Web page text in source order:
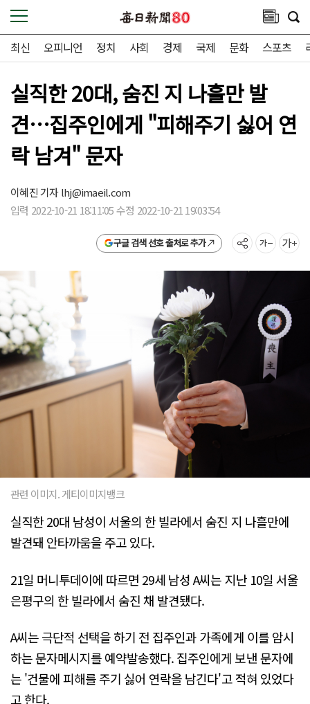
최신 오피니언 정치 사회 경제 국제 문화 스포츠
실직한 20대, 숨진 지 나흘만 발
견…집주인에게 "피해주기 싫어 연
락 남겨" 문자
이혜진 기자lhj@imaeil.com
입력 2022-10-21 18:11:05 수정 2022-10-21 19:03:54
구글 검색 선호 출처로 추가
관련 이미지. 게티이미지뱅크
실직한 20대 남성이 서울의 한 빌라에서 숨진 지 나흘만에
발견돼 안타까움을 주고 있다.
21일 머니투데이에 따르면 29세 남성 A씨는 지난 10일 서울
은평구의 한 빌라에서 숨진 채 발견됐다.
A씨는 극단적 선택을 하기 전 집주인과 가족에게 이를 암시
하는 문자메시지를 예약발송했다. 집주인에게 보낸 문자에
는 '건물에 피해를 주기 싫어 연락을 남긴다'고 적혀 있었다
고 한다.